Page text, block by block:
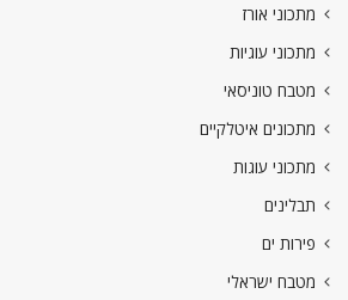
מתכוני אורז
מתכוני עוגיות
מטבח טוניסאי
מתכונים איטלקיים
מתכוני עוגות
תבלינים
פירות ים
מטבח ישראלי